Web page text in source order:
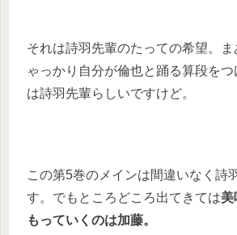
それは詩羽先輩のたっての希望。
ゃっかり自分が倫也と踊る算段を
は詩羽先輩らしいですけど。
この第5巻のメインは間違いなく詩
す。でもところどころ出てきては美
もっていくのは加藤。